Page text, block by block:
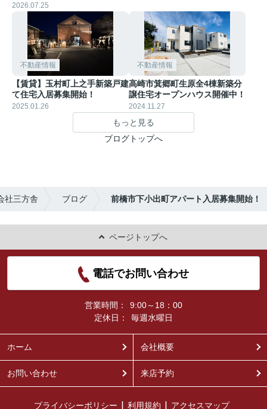
2026.07.25
不動産情報
【賃貸】玉村町上之手新築戸建
て住宅入居募集開始！
2025.01.26
不動産情報
高崎市箕郷町生原全4棟新築分
譲住宅オープンハウス開催中！
2024.11.27
もっと見る
ブログトップへ
社三方舎 ブログ 前橋市下小出町アパート入居募集開始！
ページトップへ
電話でお問い合わせ
営業時間：
9:00～18：00
定休日：
毎週水曜日
ホーム 会社概要
お問い合わせ 来店予約
プライバシーポリシー 利用規約 アクセスマップ